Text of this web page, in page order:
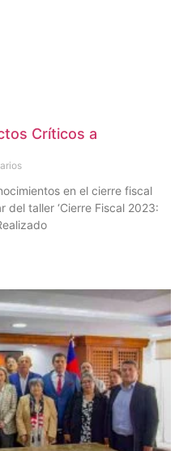
Críticos a
en el cierre fiscal
taller ‘Cierre Fiscal 2023: